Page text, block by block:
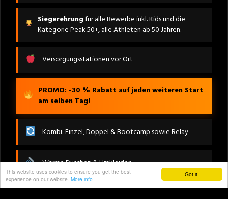
Got it!
This website uses cookies to ensure you get the best
experience on our website. More info
Siegerehrungfür alle Bewerbe inkl. Kids und die
Kategorie Peak 50+, alle Athleten ab 50 Jahren.
Versorgungsstationen vor Ort
PROMO: -30 % Rabatt auf jeden weiteren Start
am selben Tag!
Kombi: Einzel, Doppel & Bootcamp sowie Relay
Warme Duschen & Umkleiden